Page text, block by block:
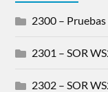
2300 –
2301 – SOR
2302 – SOR